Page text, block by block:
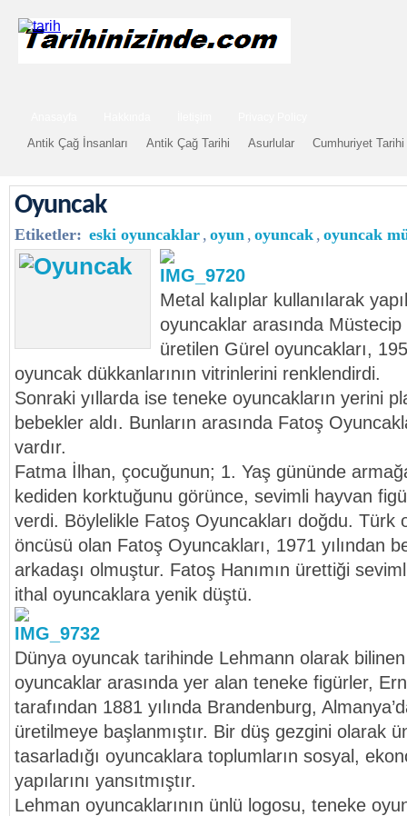
Antik Çağ İnsanları Antik Çağ Tarihi Asurlular Cumhuriyet Tarihi
Oyuncak
Etiketler: eski oyuncaklar , oyun , oyuncak , oyuncak
Metal kalıplar kullanılarak
oyuncaklar arasında
üretilen Gürel oyuncakları,
oyuncak dükkanlarının vitrinlerini renklendirdi.
Sonraki yıllarda ise teneke oyuncakların yerini
bebekler aldı. Bunların arasında Fatoş
vardır.
Fatma İlhan, çocuğunun; 1. Yaş gününde
kediden korktuğunu görünce, sevimli hayvan
verdi. Böylelikle Fatoş Oyuncakları doğdu. Türk
öncüsü olan Fatoş Oyuncakları, 1971 yılından
arkadaşı olmuştur. Fatoş Hanımın ürettiği
ithal oyuncaklara yenik düştü.
Dünya oyuncak tarihinde Lehmann olarak
oyuncaklar arasında yer alan teneke figürler,
tarafından 1881 yılında Brandenburg,
üretilmeye başlanmıştır. Bir düş gezgini olarak
tasarladığı oyuncaklara toplumların sosyal,
yapılarını yansıtmıştır.
Lehman oyuncaklarının ünlü logosu, teneke